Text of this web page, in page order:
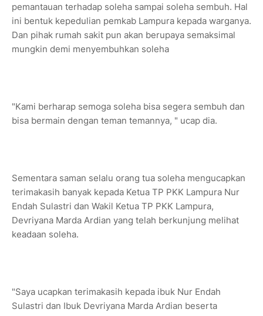
pemantauan terhadap soleha sampai soleha sembuh. Hal
ini bentuk kepedulian pemkab Lampura kepada warganya.
Dan pihak rumah sakit pun akan berupaya semaksimal
mungkin demi menyembuhkan soleha
"Kami berharap semoga soleha bisa segera sembuh dan
bisa bermain dengan teman temannya, " ucap dia.
Sementara saman selalu orang tua soleha mengucapkan
terimakasih banyak kepada Ketua TP PKK Lampura Nur
Endah Sulastri dan Wakil Ketua TP PKK Lampura,
Devriyana Marda Ardian yang telah berkunjung melihat
keadaan soleha.
"Saya ucapkan terimakasih kepada ibuk Nur Endah
Sulastri dan Ibuk Devriyana Marda Ardian beserta